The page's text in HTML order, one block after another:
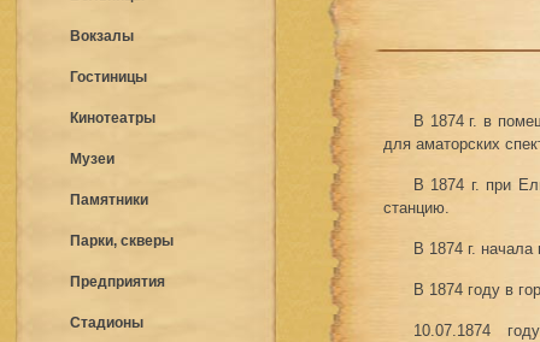
Вокзалы
Гостиницы
Кинотеатры
Музеи
Памятники
Парки, скверы
Предприятия
Стадионы
В 1874 г. в
для аматорских
В 1874 г. при
станцию.
В 1874 г. начала
В 1874 году в
10.07.1874